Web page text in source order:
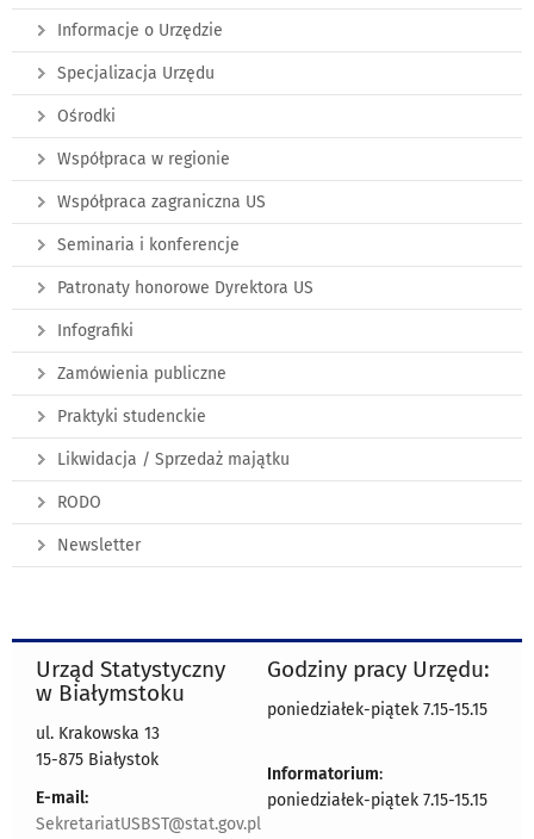
Informacje o Urzędzie
Specjalizacja Urzędu
Ośrodki
Współpraca w regionie
Współpraca zagraniczna US
Seminaria i konferencje
Patronaty honorowe Dyrektora US
Infografiki
Zamówienia publiczne
Praktyki studenckie
Likwidacja / Sprzedaż majątku
RODO
Newsletter
Urząd Statystyczny
w Białymstoku
ul. Krakowska 13
15-875 Białystok
E-mail:
SekretariatUSBST@stat.gov.pl
Godziny pracy Urzędu:
poniedziałek-piątek 7.15-15.15
Informatorium:
poniedziałek-piątek 7.15-15.15